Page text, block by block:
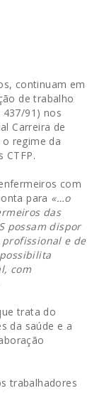
continuam em
de trabalho
437/91) nos
Carreira de
regime da
CTFP.
com
para «…o
das
possam dispor
e de
com
trata do
da saúde e a
trabalhadores